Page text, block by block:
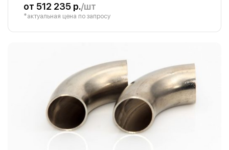
от 512 235 р./шт
*актуальная цена по запросу